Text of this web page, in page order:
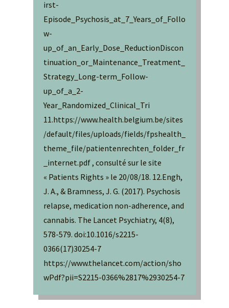
irst-
Episode_Psychosis_at_7_Years_of_Follo
w-
up_of_an_Early_Dose_ReductionDiscon
tinuation_or_Maintenance_Treatment_
Strategy_Long-term_Follow-
up_of_a_2-
Year_Randomized_Clinical_Tri
11.https://www.health.belgium.be/sites
/default/files/uploads/fields/fpshealth_
theme_file/patientenrechten_folder_fr
_internet.pdf , consulté sur le site
« Patients Rights » le 20/08/18. 12.Engh,
J. A., & Bramness, J. G. (2017). Psychosis
relapse, medication non-adherence, and
cannabis. The Lancet Psychiatry, 4(8),
578-579. doi:10.1016/s2215-
0366(17)30254-7
https://www.thelancet.com/action/sho
wPdf?pii=S2215-0366%2817%2930254-7